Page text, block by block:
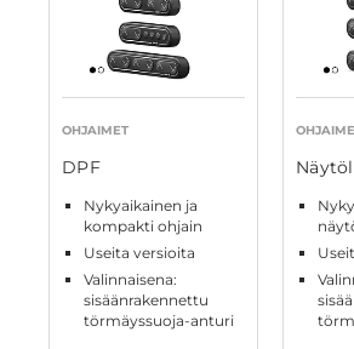
OHJAIMET
DPF
Nykyaikainen ja
kompakti ohjain
Useita versioita
Valinnaisena:
sisäänrakennettu
törmäyssuoja-anturi